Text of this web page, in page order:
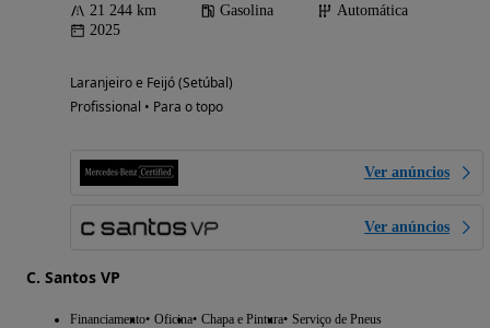
21 244 km Gasolina
Automática
2025
Laranjeiro e Feijó (Setúbal)
Profissional • Para o topo
Ver anúncios
Ver anúncios
C. Santos VP
Financiamento Oficina Chapa e Pintura Serviço de Pneus